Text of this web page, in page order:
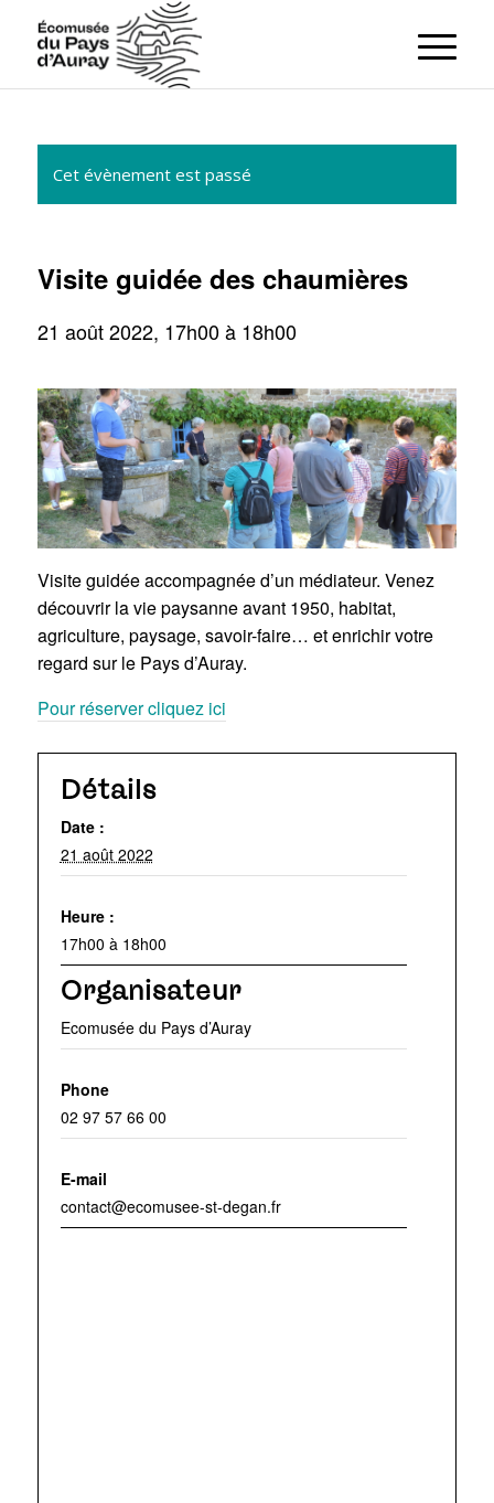
Cet évènement est passé
Visite guidée des chaumières
21 août 2022, 17h00à 18h00
Visite guidée accompagnée d’un médiateur. Venez
découvrir la vie paysanne avant 1950, habitat,
agriculture, paysage, savoir-faire… et enrichir votre
regard sur le Pays d’Auray.
Pour réserver cliquez ici
Détails
Date :
21 août 2022
Heure :
17h00 à 18h00
Organisateur
Ecomusée du Pays d’Auray
Phone
02 97 57 66 00
E-mail
contact@ecomusee-st-degan.fr